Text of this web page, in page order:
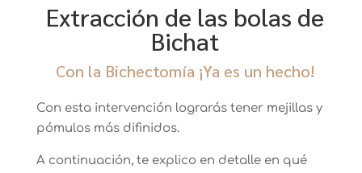
Extracción de las bolas de
Bichat
Con la Bichectomía ¡Ya es un hecho!
Con esta intervención lograrás tener mejillas y
pómulos más difinidos.
A continuación, te explico en detalle en qué